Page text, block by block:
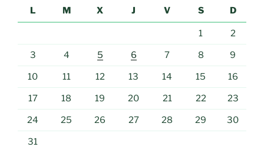
L
M X J V S D
1 2
3 4 5 6 7 8 9
10 11 12 13 14 15 16
17 18 19 20 21 22 23
24 25 26 27 28 29 30
31